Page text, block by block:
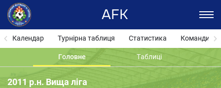
AFK
Календар Турнірна таблиця Статистика Команди
Головне Таблиці
2011 р.н. Вища ліга